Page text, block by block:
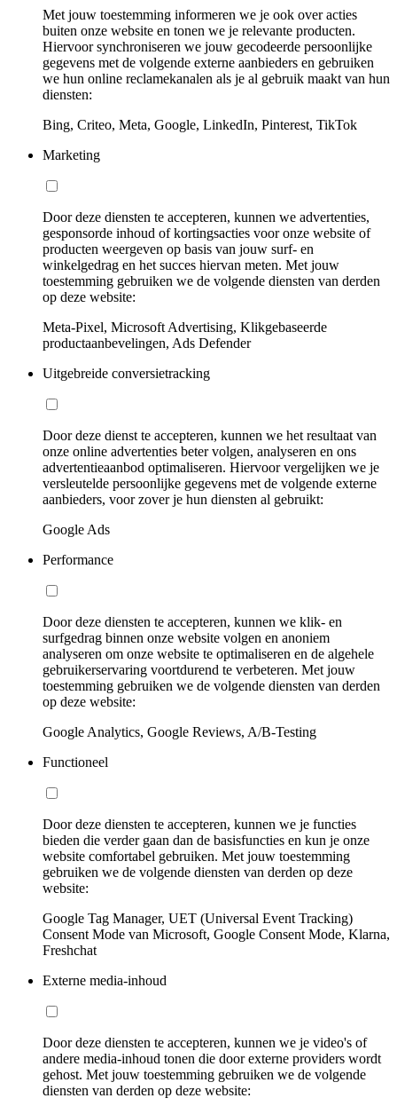
Met jouw toestemming informeren we je ook over acties
buiten onze website en tonen we je relevante producten.
Hiervoor synchroniseren we jouw gecodeerde persoonlijke
gegevens met de volgende externe aanbieders en gebruiken
we hun online reclamekanalen als je al gebruik maakt van hun
diensten:
Bing, Criteo, Meta, Google, LinkedIn, Pinterest, TikTok
Marketing
Door deze diensten te accepteren, kunnen we advertenties,
gesponsorde inhoud of kortingsacties voor onze website of
producten weergeven op basis van jouw surf- en
winkelgedrag en het succes hiervan meten. Met jouw
toestemming gebruiken we de volgende diensten van derden
op deze website:
Meta-Pixel, Microsoft Advertising, Klikgebaseerde
productaanbevelingen, Ads Defender
Uitgebreide conversietracking
Door deze dienst te accepteren, kunnen we het resultaat van
onze online advertenties beter volgen, analyseren en ons
advertentieaanbod optimaliseren. Hiervoor vergelijken we je
versleutelde persoonlijke gegevens met de volgende externe
aanbieders, voor zover je hun diensten al gebruikt:
Google Ads
Performance
Door deze diensten te accepteren, kunnen we klik- en
surfgedrag binnen onze website volgen en anoniem
analyseren om onze website te optimaliseren en de algehele
gebruikerservaring voortdurend te verbeteren. Met jouw
toestemming gebruiken we de volgende diensten van derden
op deze website:
Google Analytics, Google Reviews, A/B-Testing
Functioneel
Door deze diensten te accepteren, kunnen we je functies
bieden die verder gaan dan de basisfuncties en kun je onze
website comfortabel gebruiken. Met jouw toestemming
gebruiken we de volgende diensten van derden op deze
website:
Google Tag Manager, UET (Universal Event Tracking)
Consent Mode van Microsoft, Google Consent Mode, Klarna,
Freshchat
Externe media-inhoud
Door deze diensten te accepteren, kunnen we je video's of
andere media-inhoud tonen die door externe providers wordt
gehost. Met jouw toestemming gebruiken we de volgende
diensten van derden op deze website: